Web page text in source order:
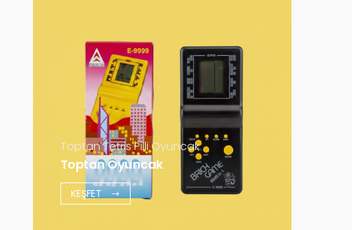
Toptan Tetris Pilli Oyuncak
Toptan Oyuncak
KEŞFET